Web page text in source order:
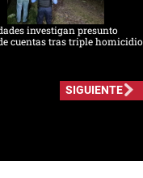
investigan presunto
cuentas tras triple homicidio
SIGUIENTE